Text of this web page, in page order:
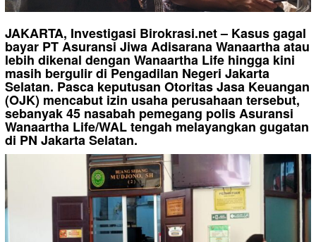
JAKARTA, Investigasi Birokrasi.net – Kasus gagal
bayar PT Asuransi Jiwa Adisarana Wanaartha atau
lebih dikenal dengan Wanaartha Life hingga kini
masih bergulir di Pengadilan Negeri Jakarta
Selatan. Pasca keputusan Otoritas Jasa Keuangan
(OJK) mencabut izin usaha perusahaan tersebut,
sebanyak 45 nasabah pemegang polis Asuransi
Wanaartha Life/WAL tengah melayangkan gugatan
di PN Jakarta Selatan.